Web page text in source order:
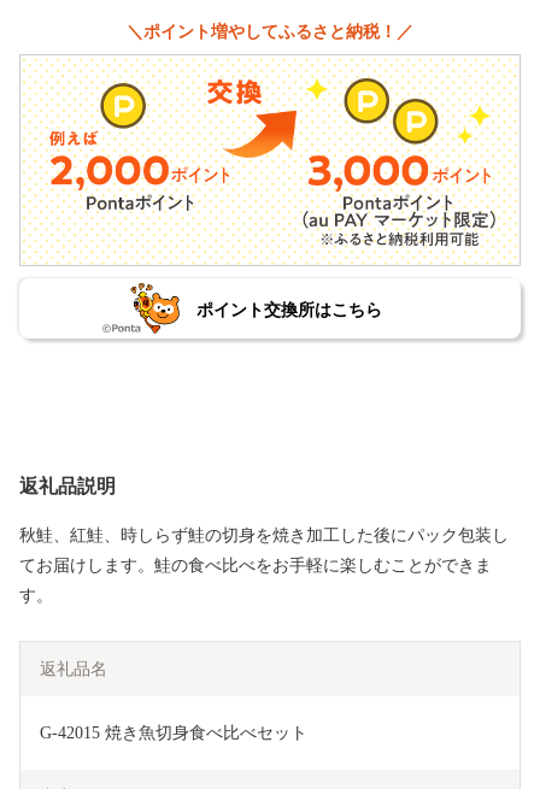
＼ポイント増やしてふるさと納税！／
ポイント交換所はこちら
返礼品説明
秋鮭、紅鮭、時しらず鮭の切身を焼き加工した後にパック包装し
てお届けします。鮭の食べ比べをお手軽に楽しむことができま
す。
返礼品名
G-42015 焼き魚切身食べ比べセット